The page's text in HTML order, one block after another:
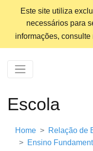
Este site utiliza
necessários para
informações, consulte
Escola
Home
Relação de
Ensino